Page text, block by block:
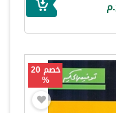
خصم 20
%